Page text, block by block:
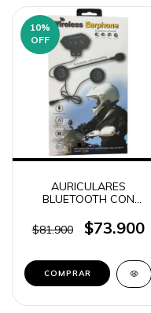
10%
OFF
AURICULARES
BLUETOOTH CON
CASCO MOTO MANOS
LIBRES
BT-12 (0215)
$81.900 $73.900